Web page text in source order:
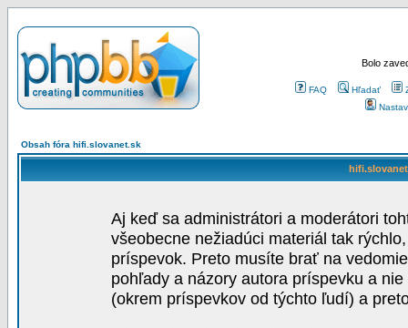
Bolo
FAQ Hľadať
Obsah fóra hifi.slovanet.sk
Aj keď sa administrátori a moderátori
všeobecne nežiadúci materiál tak
príspevok. Preto musíte brať na
pohľady a názory autora príspevku a
(okrem príspevkov od týchto ľudí) a